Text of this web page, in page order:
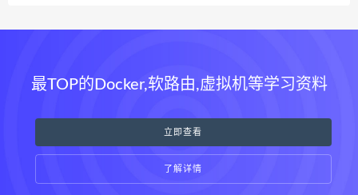
最TOP的Docker,软路由,虚拟机等学习资料
立即查看
了解详情